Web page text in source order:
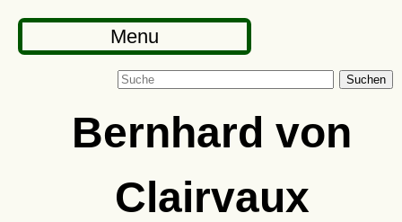
Menu
Suchen
Bernhard von
Clairvaux